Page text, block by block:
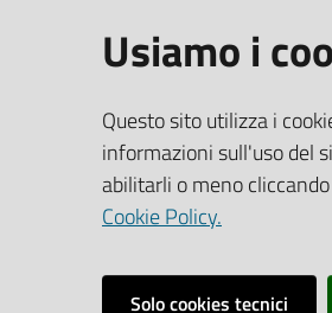
06121 Perugia - tel.+39
05100 Terni - tel.
+39
PEC:
Codice Fiscale e Partita
03764550541
Vai alla
Usiamo i
Questo sito utilizza i
informazioni sull'uso del
abilitarli o meno
Cookie Policy.
Solo cookies tecnici